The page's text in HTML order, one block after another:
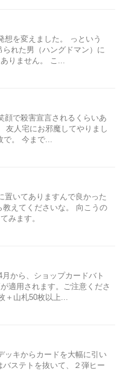
想を変えました。 っという
れた男（ハングドマン）に
りません。 こ...
顔で殺害宣言されるくらいあ
友人宅にお邪魔してやりまし
。 今まで...
置いてありますんで良かった
えてくださいな。 向こうの
みます。
から、ショップカードバト
適用されます。ご注意くださ
＋山札50枚以上...
ッキからカードを大幅に引い
ステトを抜いて、２弾ヒー